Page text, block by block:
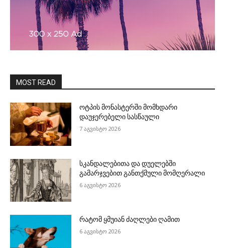
MOST READ
ოტპის მონასტერში მომხდარი
დაუჯერებელი სასწაული
7 აგვისტო 2026
სკანდალებითა და დუელებში
გამარჯვებით განთქმული მომღერალი
6 აგვისტო 2026
რატომ ყმუიან ძაღლები ღამით
6 აგვისტო 2026